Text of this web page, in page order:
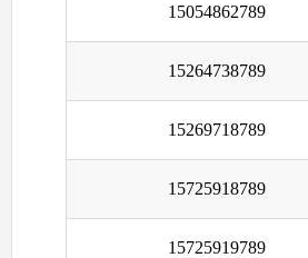
15054862789
15264738789
15269718789
15725918789
15725919789